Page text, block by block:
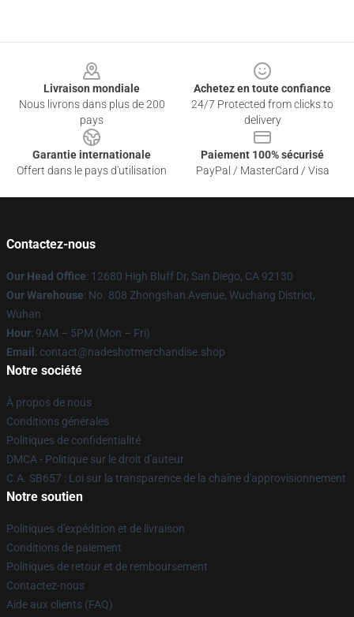
Livraison mondiale
Nous livrons dans plus de 200
pays
Achetez en toute confiance
24/7 Protected from clicks to
delivery
Garantie internationale
Offert dans le pays d'utilisation
Paiement 100% sécurisé
PayPal / MasterCard / Visa
Contactez-nous
Our Head Office: 12680 High Bluff Dr, San Diego, CA 92130
Our Warehouse: No. 808 Zhongshan Avenue, Wuchang District,
Wuhan
Hour: 9AM – 5PM (Mon – Fri)
Email : contact@nadeshotmerchandise.shop
Notre société
À propos de nous
Conditions générales
Politiques de confidentialité
DMCA - Politique sur le droit d'auteur
C.A. SB657 : Loi sur la transparence de la chaîne d'approvisionnement
Notre soutien
Politiques d'expédition et de livraison
Conditions de paiement
Politiques de retour et de remboursement
Contactez-nous
Aide aux clients (FAQ)